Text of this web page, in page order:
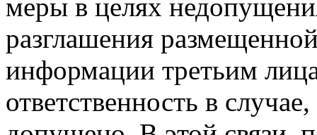
меры в целях
разглашения
информации третьим
ответственность в